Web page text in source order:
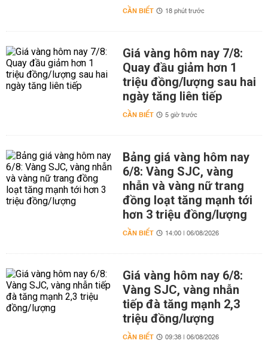
CẦN BIẾT 18 phút trước
Giá vàng hôm nay 7/8:
Quay đầu giảm hơn 1
triệu đồng/lượng sau hai
ngày tăng liên tiếp
CẦN BIẾT 5 giờ trước
Bảng giá vàng hôm nay
6/8: Vàng SJC, vàng
nhẫn và vàng nữ trang
đồng loạt tăng mạnh tới
hơn 3 triệu đồng/lượng
CẦN BIẾT 14:00 | 06/08/2026
Giá vàng hôm nay 6/8:
Vàng SJC, vàng nhẫn
tiếp đà tăng mạnh 2,3
triệu đồng/lượng
CẦN BIẾT 09:38 | 06/08/2026